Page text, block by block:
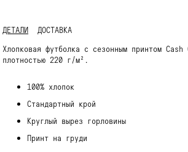
ДЕТАЛИ
ДОСТАВКА
Хлопковая футболка с сезонным принтом
плотностью 220 г/м².
100% хлопок
Стандартный крой
Круглый вырез горловины
Принт на груди